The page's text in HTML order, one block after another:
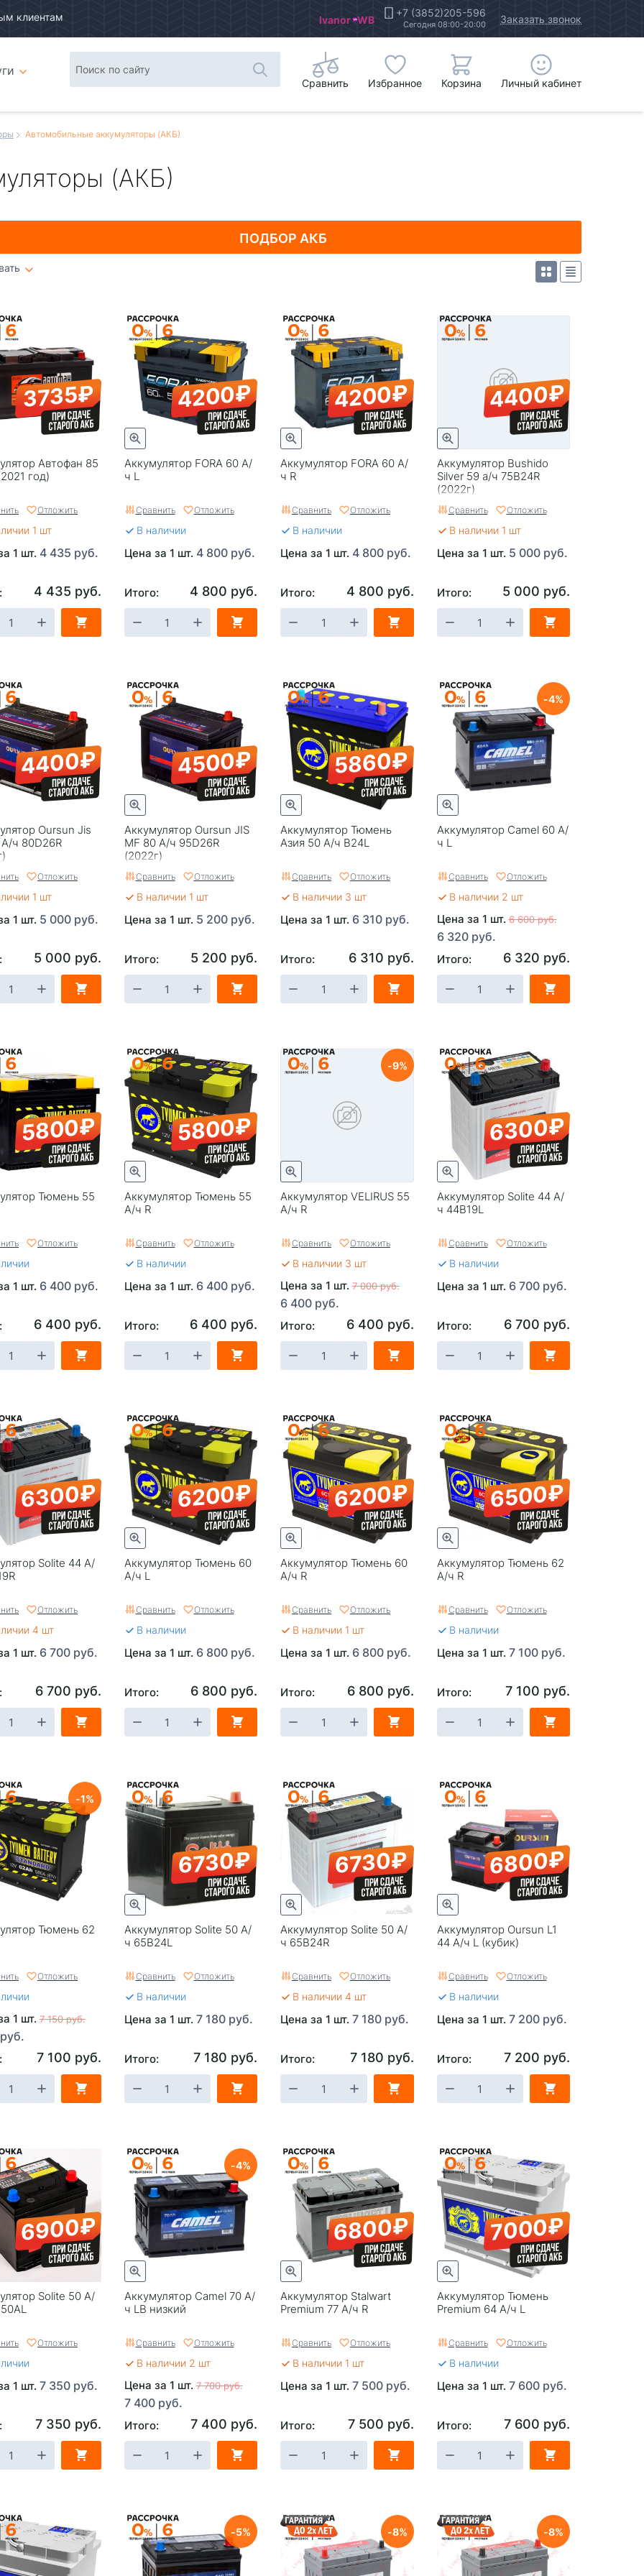
клиентам Ivanor WB +7 (3852)205-596
Сегодня 08:00-20:00 Заказать звонок
Сравнить Избранное Корзина Личный кабинет
Автомобильные аккумуляторы (АКБ)
(АКБ)
ПОДБОР АКБ
Автофан 85
год)
3735₽
Отложить
1 шт
1 шт. 4 435 руб.
4 435 руб.
Аккумулятор FORA 60 А/
ч L
4200₽
Сравнить Отложить
В наличии
Цена за 1 шт. 4 800 руб.
Итого: 4 800 руб.
Аккумулятор FORA 60 А/
ч R
4200₽
Сравнить Отложить
В наличии
Цена за 1 шт. 4 800 руб.
Итого: 4 800 руб.
Аккумулятор Bushido
Silver 59 а/ч 75B24R
(2022г)
4400₽
Сравнить Отложить
В наличии 1 шт
Цена за 1 шт. 5 000 руб.
Итого: 5 000 руб.
Oursun Jis
ч 80D26R
4400₽
Отложить
1 шт
1 шт. 5 000 руб.
5 000 руб.
Аккумулятор Oursun JIS
MF 80 А/ч 95D26R
(2022г)
4500₽
Сравнить Отложить
В наличии 1 шт
Цена за 1 шт. 5 200 руб.
Итого: 5 200 руб.
Аккумулятор Тюмень
Азия 50 А/ч B24L
5860₽
Сравнить Отложить
В наличии 3 шт
Цена за 1 шт. 6 310 руб.
Итого: 6 310 руб.
Аккумулятор Camel 60 А/
ч L
4
Сравнить Отложить
В наличии 2 шт
Цена за 1 шт.6 600 руб.
6 320 руб.
Итого: 6 320 руб.
Тюмень 55
5800₽
Отложить
1 шт. 6 400 руб.
6 400 руб.
Аккумулятор Тюмень 55
А/ч R
5800₽
Сравнить Отложить
В наличии
Цена за 1 шт. 6 400 руб.
Итого: 6 400 руб.
Аккумулятор VELIRUS 55
А/ч R
9
Сравнить Отложить
В наличии 3 шт
Цена за 1 шт. 7 000 руб.
6 400 руб.
Итого: 6 400 руб.
Аккумулятор Solite 44 А/
ч 44B19L
6300₽
Сравнить Отложить
В наличии
Цена за 1 шт. 6 700 руб.
Итого: 6 700 руб.
Solite 44 А/
6300₽
Отложить
4 шт
1 шт. 6 700 руб.
6 700 руб.
Аккумулятор Тюмень 60
А/ч L
6200₽
Сравнить Отложить
В наличии
Цена за 1 шт. 6 800 руб.
Итого: 6 800 руб.
Аккумулятор Тюмень 60
А/ч R
6200₽
Сравнить Отложить
В наличии 1 шт
Цена за 1 шт. 6 800 руб.
Итого: 6 800 руб.
Аккумулятор Тюмень 62
А/ч R
6500₽
Сравнить Отложить
В наличии
Цена за 1 шт. 7 100 руб.
Итого: 7 100 руб.
Тюмень 62
1
Отложить
1 шт. 7 150 руб.
7 100 руб.
Аккумулятор Solite 50 А/
ч 65B24L
6730₽
Сравнить Отложить
В наличии
Цена за 1 шт. 7 180 руб.
Итого: 7 180 руб.
Аккумулятор Solite 50 А/
ч 65B24R
6730₽
Сравнить Отложить
В наличии 4 шт
Цена за 1 шт. 7 180 руб.
Итого: 7 180 руб.
Аккумулятор Oursun L1
44 А/ч L (кубик)
6800₽
Сравнить Отложить
В наличии
Цена за 1 шт. 7 200 руб.
Итого: 7 200 руб.
Solite 50 А/
6900₽
Отложить
1 шт. 7 350 руб.
7 350 руб.
Аккумулятор Camel 70 А/
ч LB низкий
4
Сравнить Отложить
В наличии 2 шт
Цена за 1 шт.7 700 руб.
7 400 руб.
Итого: 7 400 руб.
Аккумулятор Stalwart
Premium 77 А/ч R
6800₽
Сравнить Отложить
В наличии 1 шт
Цена за 1 шт. 7 500 руб.
Итого: 7 500 руб.
Аккумулятор Тюмень
Premium 64 А/ч L
7000₽
Сравнить Отложить
В наличии
Цена за 1 шт. 7 600 руб.
Итого: 7 600 руб.
5 8 8